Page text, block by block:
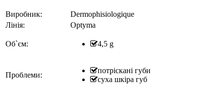
Виробник:
Dermophisiologique
Лінія:
Optyma
Об`єм: 4,5 g
Проблеми:
потріскані губи
суха шкіра губ